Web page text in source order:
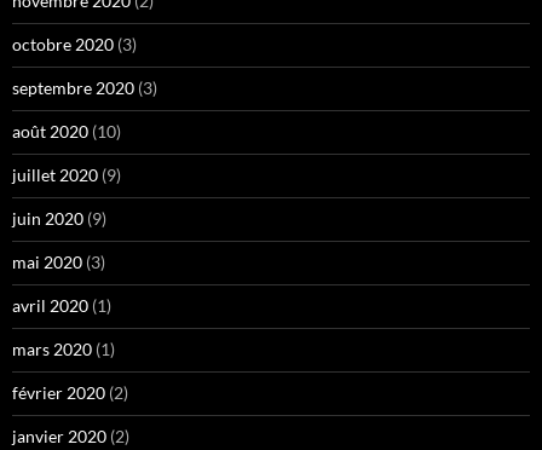
octobre 2020 (3)
septembre 2020 (3)
août 2020 (10)
juillet 2020 (9)
juin 2020 (9)
mai 2020 (3)
avril 2020 (1)
mars 2020 (1)
février 2020 (2)
janvier 2020 (2)